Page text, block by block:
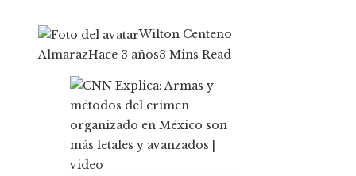
Wilton Centeno
AlmarazHace 3 años3 Mins Read